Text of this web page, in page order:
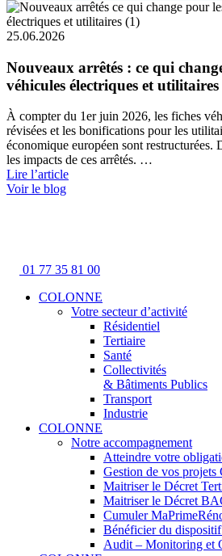
25.06.2026
Nouveaux arrêtés : ce qui
véhicules électriques et utilitaires
À compter du 1er juin 2026, les fiches
révisées et les bonifications pour les
économique européen sont restructurées.
les impacts de ces arrêtés. …
Lire l’article
Voir le blog
01 77 35 81 00
COLONNE
Votre secteur d’activité
Résidentiel
Tertiaire
Santé
Collectivités
& Bâtiments Publics
Transport
Industrie
COLONNE
Notre accompagnement
Atteindre votre
Gestion de vos projets
Maitriser le Décret
Maitriser le Décret
Cumuler
Bénéficier du
Audit – Monitoring et